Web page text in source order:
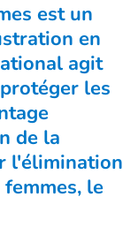
est un
en
agit
les
de la
l'élimination
le